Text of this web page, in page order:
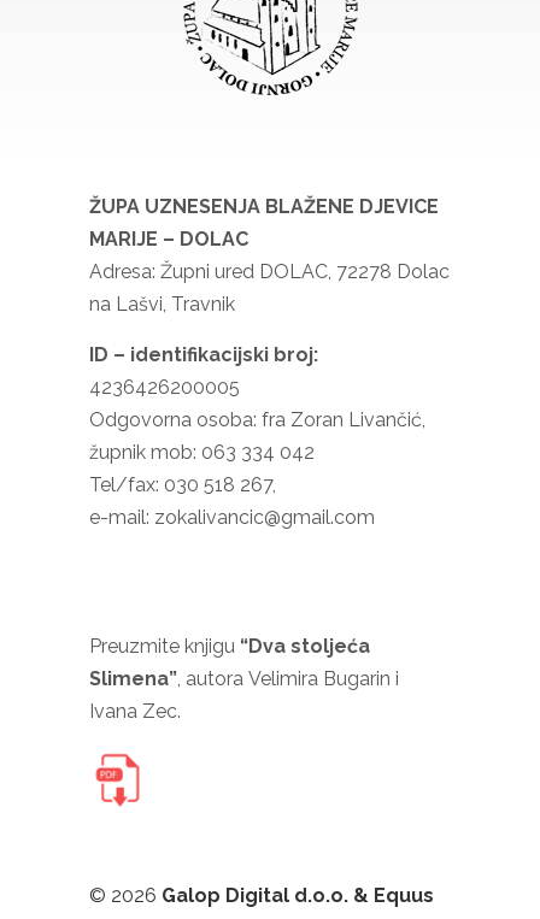
ŽUPA UZNESENJA BLAŽENE DJEVICE
MARIJE – DOLAC
Adresa: Župni ured DOLAC, 72278 Dolac
na Lašvi, Travnik
ID – identifikacijski broj:
4236426200005
Odgovorna osoba: fra Zoran Livančić,
župnik mob: 063 334 042
Tel/fax: 030 518 267,
e-mail: zokalivancic@gmail.com
Preuzmite knjigu “Dva stoljeća
Slimena”, autora Velimira Bugarin i
Ivana Zec.
© 2026 Galop Digital d.o.o. & Equus